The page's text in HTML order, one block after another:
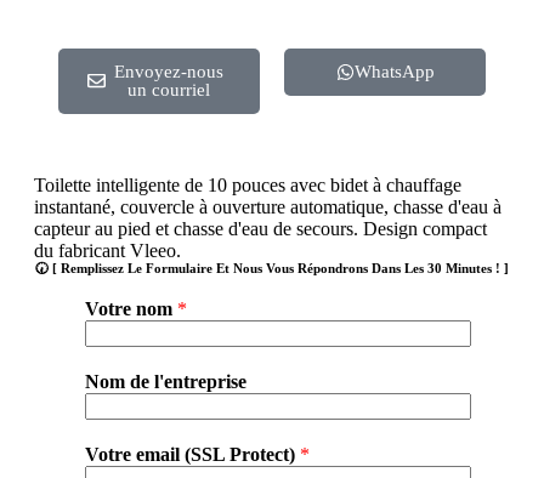
Envoyez-nous
un courriel
WhatsApp
Toilette intelligente de 10 pouces avec bidet à chauffage
instantané, couvercle à ouverture automatique, chasse d'eau à
capteur au pied et chasse d'eau de secours. Design compact
du fabricant Vleeo.
🕢 [ Remplissez Le Formulaire Et Nous Vous Répondrons Dans Les 30 Minutes ! ]
Votre nom *
Nom de l'entreprise
Votre email (SSL Protect) *